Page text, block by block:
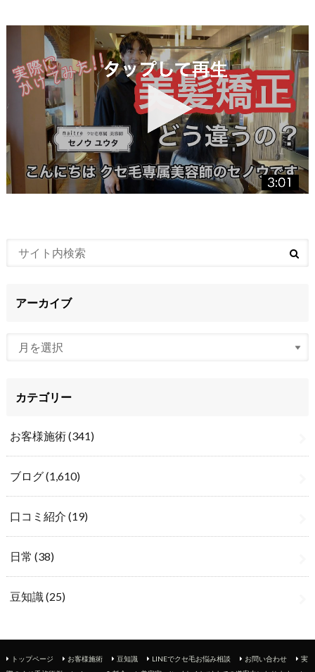
アーカイブ
カテゴリー
お客様施術(341)
ブログ(1,610)
口コミ紹介 (19)
日常 (38)
豆知識(25)
トップページ お客様施術 豆知識 LINEでクセ毛お悩み相談 お問い合わせ
実